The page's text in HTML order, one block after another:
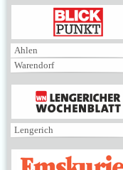
BLICKPUNKT
Ahlen
Warendorf
MENÜ
Lengerich
EMSKURIER